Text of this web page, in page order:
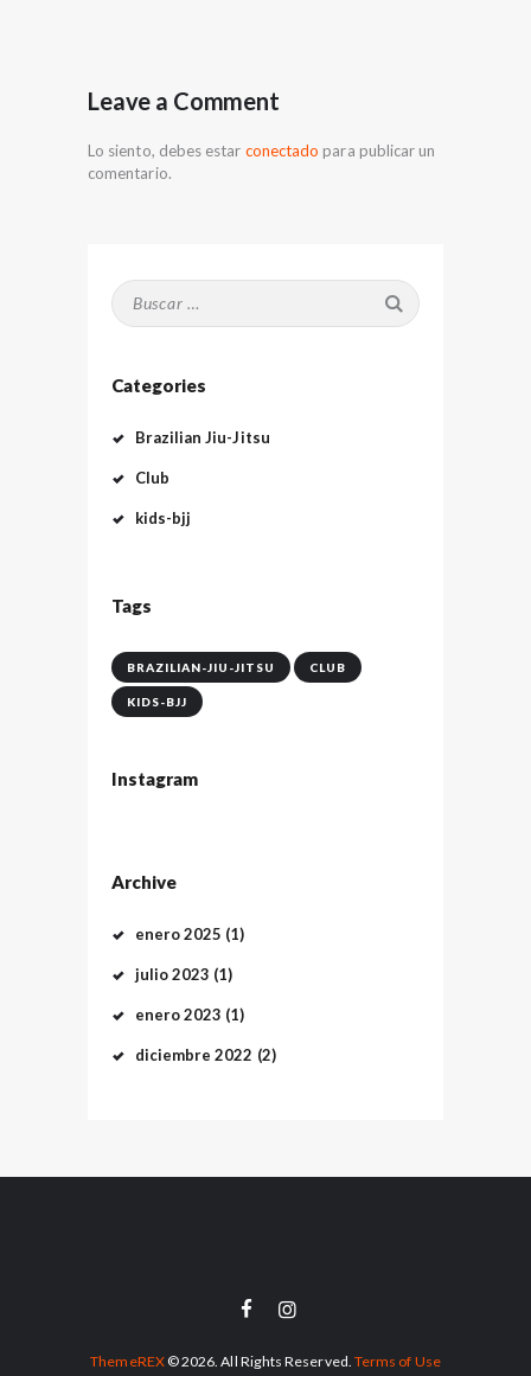
Leave a Comment
Lo siento, debes estar conectado para publicar un
comentario.
Buscar:
Categories
Brazilian Jiu-Jitsu
Club
kids-bjj
Tags
BRAZILIAN-JIU-JITSU CLUB
KIDS-BJJ
Instagram
Archive
enero2025 (1)
julio2023 (1)
enero2023 (1)
diciembre2022 (2)
ThemeREX© 2026. All Rights Reserved. Terms of Use